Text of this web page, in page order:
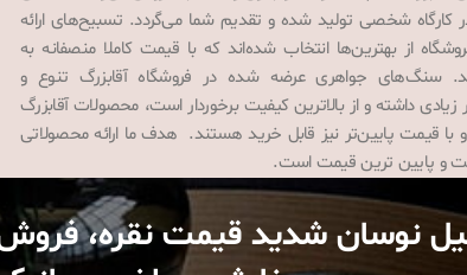
در کارگاه شخصی تولید شده و تقدیم شما می‌گردد. تسبیح‌های ارائه
از بهترین‌ها انتخاب شده‌اند که با قیمت کاملا منصفانه به
سنگ‌های جواهری عرضه شده در فروشگاه آقابزرگ تنوع و
داشته و از بالاترین کیفیت برخوردار است، محصولات آقابزرگ
قیمت پایین‌تر نیز قابل خرید هستند. هدف ما ارائه محصولاتی
و پایین ترین قیمت است.
نوسان شدید قیمت نقره،